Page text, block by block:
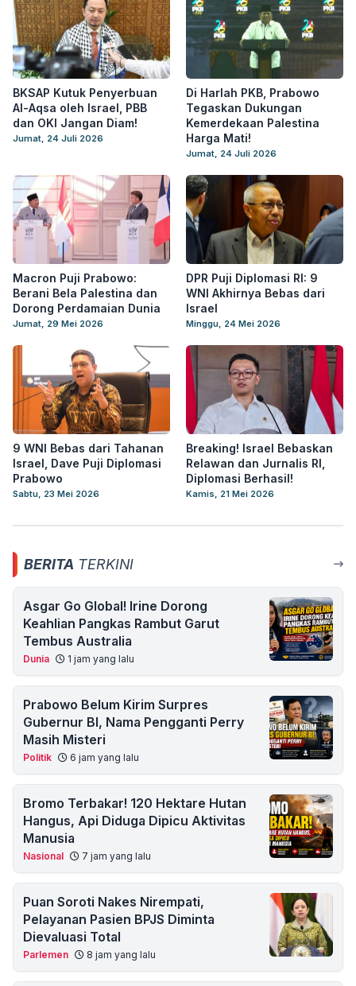
BKSAP Kutuk Penyerbuan
Al-Aqsa oleh Israel, PBB
dan OKI Jangan Diam!
Jumat, 24 Juli 2026
Di Harlah PKB, Prabowo
Tegaskan Dukungan
Kemerdekaan Palestina
Harga Mati!
Jumat, 24 Juli 2026
Macron Puji Prabowo:
Berani Bela Palestina dan
Dorong Perdamaian Dunia
Jumat, 29 Mei 2026
DPR Puji Diplomasi RI: 9
WNI Akhirnya Bebas dari
Israel
Minggu, 24 Mei 2026
9 WNI Bebas dari Tahanan
Israel, Dave Puji Diplomasi
Prabowo
Sabtu, 23 Mei 2026
Breaking! Israel Bebaskan
Relawan dan Jurnalis RI,
Diplomasi Berhasil!
Kamis, 21 Mei 2026
BERITA TERKINI
Asgar Go Global! Irine Dorong
Keahlian Pangkas Rambut Garut
Tembus Australia
Dunia 1 jam yang lalu
Prabowo Belum Kirim Surpres
Gubernur BI, Nama Pengganti Perry
Masih Misteri
Politik 6 jam yang lalu
Bromo Terbakar! 120 Hektare Hutan
Hangus, Api Diduga Dipicu Aktivitas
Manusia
Nasional 7 jam yang lalu
Puan Soroti Nakes Nirempati,
Pelayanan Pasien BPJS Diminta
Dievaluasi Total
Parlemen 8 jam yang lalu